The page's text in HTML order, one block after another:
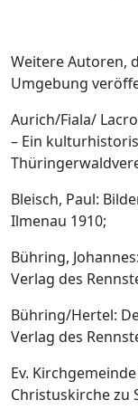
Weitere Autoren,
Umgebung
Aurich/Fiala/
– Ein
Bleisch, Paul:
Ilmenau 1910;
Bühring,
Verlag des
Bühring/Hertel:
Verlag des
Ev.
Christuskirche zu